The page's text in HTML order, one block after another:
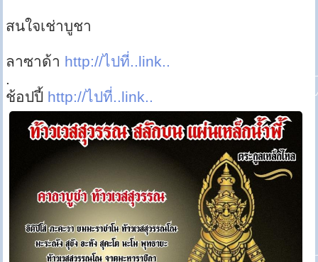
สนใจเช่าบูชา
ลาซาด้า http://ไปที่..link..
.
ช้อปปี้ http://ไปที่..link..